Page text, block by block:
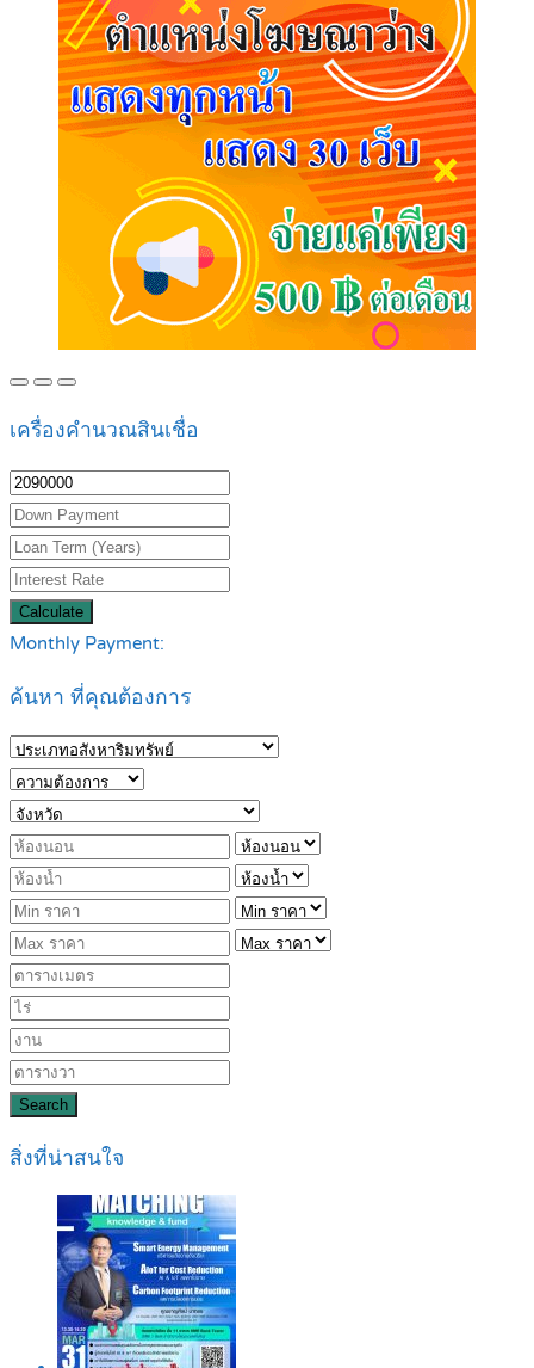
เครื่องคำนวณสินเชื่อ
Calculate
Monthly Payment:
ค้นหา ที่คุณต้องการ
Search
สิ่งที่น่าสนใจ